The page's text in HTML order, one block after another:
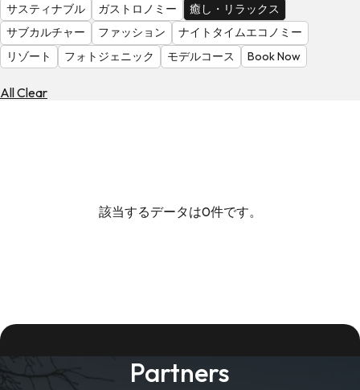
サスティナブル
ガストロノミー
癒し・リラックス
サブカルチャー
ファッション
ナイトタイムエコノミー
リゾート
フォトジェニック モデルコース Book Now
All Clear
該当するデータは0件です。
Partners